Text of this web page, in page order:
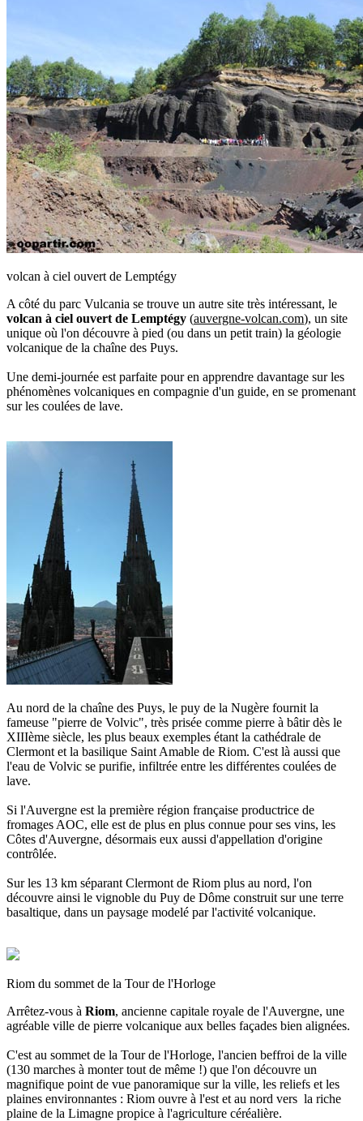
volcan à ciel ouvert de Lemptégy
A côté du parc Vulcania se trouve un autre site très intéressant, le
volcan à ciel ouvert de Lemptégy (auvergne-volcan.com), un site
unique où l'on découvre à pied (ou dans un petit train) la géologie
volcanique de la chaîne des Puys.
Une demi-journée est parfaite pour en apprendre davantage sur les
phénomènes volcaniques en compagnie d'un guide, en se promenant
sur les coulées de lave.
Au nord de la chaîne des Puys, le puy de la Nugère fournit la
fameuse "pierre de Volvic", très prisée comme pierre à bâtir dès le
XIIIème siècle, les plus beaux exemples étant la cathédrale de
Clermont et la basilique Saint Amable de Riom. C'est là aussi que
l'eau de Volvic se purifie, infiltrée entre les différentes coulées de
lave.
Si l'Auvergne est la première région française productrice de
fromages AOC, elle est de plus en plus connue pour ses vins, les
Côtes d'Auvergne, désormais eux aussi d'appellation d'origine
contrôlée.
Sur les 13 km séparant Clermont de Riom plus au nord, l'on
découvre ainsi le vignoble du Puy de Dôme construit sur une terre
basaltique, dans un paysage modelé par l'activité volcanique.
Riom du sommet de la Tour de l'Horloge
Arrêtez-vous à Riom, ancienne capitale royale de l'Auvergne, une
agréable ville de pierre volcanique aux belles façades bien alignées.
C'est au sommet de la Tour de l'Horloge, l'ancien beffroi de la ville
(130 marches à monter tout de même !) que l'on découvre un
magnifique point de vue panoramique sur la ville, les reliefs et les
plaines environnantes : Riom ouvre à l'est et au nord vers la riche
plaine de la Limagne propice à l'agriculture céréalière.